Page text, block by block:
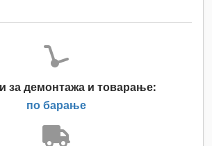
за демонтажа и товарање:
по барање